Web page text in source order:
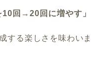
10回→20回に増やす」
する楽しさを味わいま